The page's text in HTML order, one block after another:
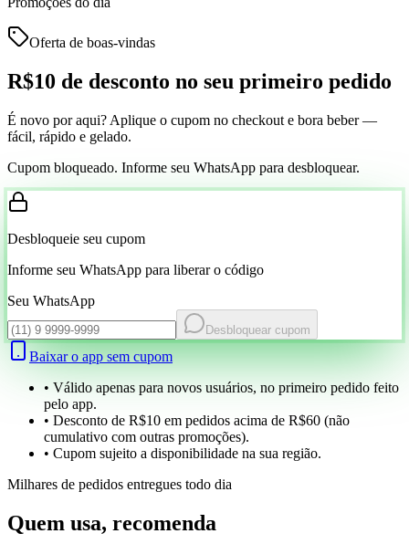
Oferta de boas-vindas
R$10 de desconto no seu primeiro pedido
É novo por aqui? Aplique o cupom no checkout e bora beber —
fácil, rápido e gelado.
Cupom bloqueado. Informe seu WhatsApp para desbloquear.
Desbloqueie seu cupom
Informe seu WhatsApp para liberar o código
Seu WhatsApp
Desbloquear cupom
Baixar o app sem cupom
• Válido apenas para novos usuários, no primeiro pedido feito
pelo app.
• Desconto de R$10 em pedidos acima de R$60 (não
cumulativo com outras promoções).
• Cupom sujeito a disponibilidade na sua região.
Milhares de pedidos entregues todo dia
Quem usa, recomenda